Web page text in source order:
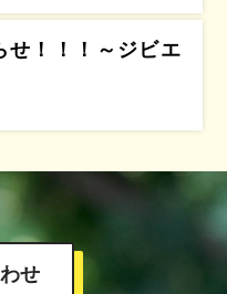
せ！！！～ジビエ
せ